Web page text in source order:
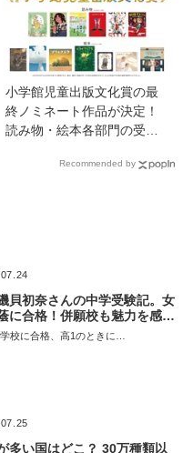
小学館児童出版文化賞の最
終ノミネート作品が決定！
読み物・絵本各部門の受賞
Recommended by
貝初奈さんの中学受験記。女
に合格！併願校も魅力を感じ
の声かけは「睡眠が何より大
校に合格、高1のときに…
多い国はどこ？ 30万種類以